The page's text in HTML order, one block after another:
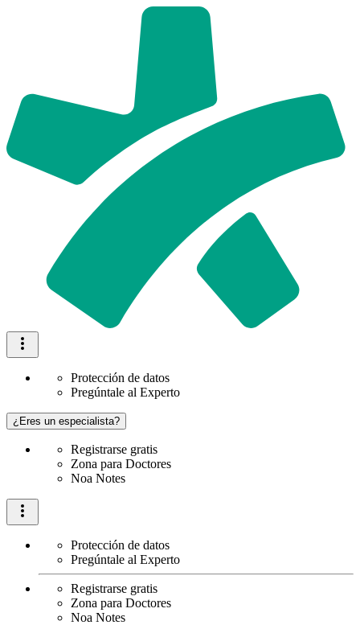
Protección de datos
Pregúntale al Experto
¿Eres un especialista?
Registrarse gratis
Zona para Doctores
Noa Notes
Protección de datos
Pregúntale al Experto
Registrarse gratis
Zona para Doctores
Noa Notes